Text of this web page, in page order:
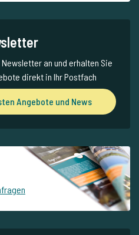
an und erhalten Sie
direkt in Ihr Postfach
Angebote und News